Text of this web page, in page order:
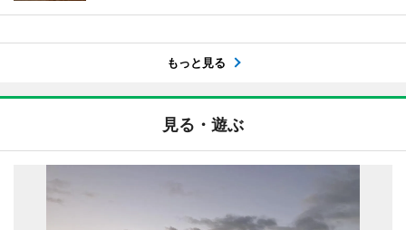
もっと見る
見る・遊ぶ